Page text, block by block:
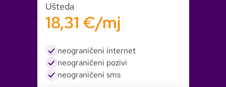
Ušteda
18,31 €/mj
neograničeni internet
neograničeni pozivi
neograničeni sms